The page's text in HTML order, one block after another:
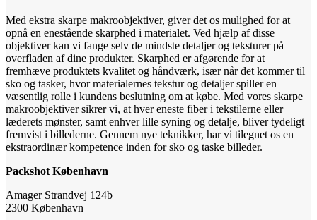
Med ekstra skarpe makroobjektiver, giver det os mulighed for at
opnå en enestående skarphed i materialet. Ved hjælp af disse
objektiver kan vi fange selv de mindste detaljer og teksturer på
overfladen af dine produkter. Skarphed er afgørende for at
fremhæve produktets kvalitet og håndværk, især når det kommer til
sko og tasker, hvor materialernes tekstur og detaljer spiller en
væsentlig rolle i kundens beslutning om at købe. Med vores skarpe
makroobjektiver sikrer vi, at hver eneste fiber i tekstilerne eller
læderets mønster, samt enhver lille syning og detalje, bliver tydeligt
fremvist i billederne. Gennem nye teknikker, har vi tilegnet os en
ekstraordinær kompetence inden for sko og taske billeder.
Packshot København
Amager Strandvej 124b
2300 København